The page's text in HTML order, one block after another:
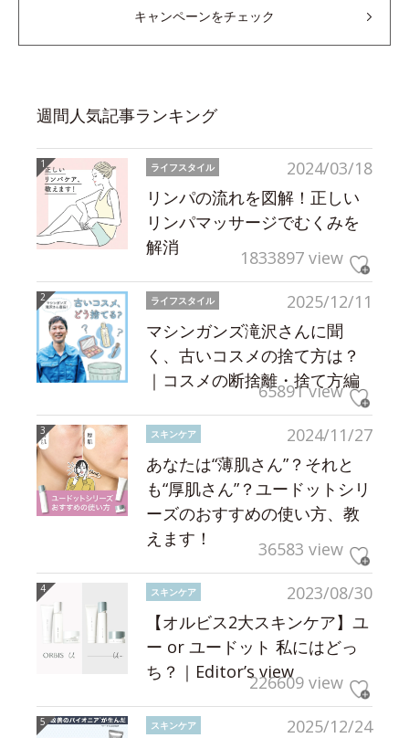
キャンペーンをチェック
週間人気記事ランキング
2024/03/18
ライフスタイル
リンパの流れを図解！正しい
リンパマッサージでむくみを
解消
1833897 view
2025/12/11
ライフスタイル
マシンガンズ滝沢さんに聞
く、古いコスメの捨て方は？
｜コスメの断捨離・捨て方編
65891 view
2024/11/27
スキンケア
あなたは“薄肌さん”？それと
も“厚肌さん”？ユードットシリ
ーズのおすすめの使い方、教
えます！
36583 view
2023/08/30
スキンケア
【オルビス2大スキンケア】ユ
ー or ユードット 私にはどっ
ち？｜Editor’s view226609 view
2025/12/24
スキンケア